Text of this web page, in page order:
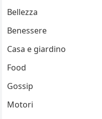
Bellezza
Benessere
Casa e giardino
Food
Gossip
Motori